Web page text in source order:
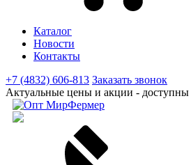
Каталог
Новости
Контакты
+7 (4832) 606-813 Заказать звонок
Актуальные цены и акции - доступны